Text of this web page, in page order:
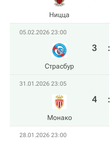
Ницца
05.02.2026 23:00
Страсбур
3 :
31.01.2026 23:05
Монако
4 :
28.01.2026 23:00